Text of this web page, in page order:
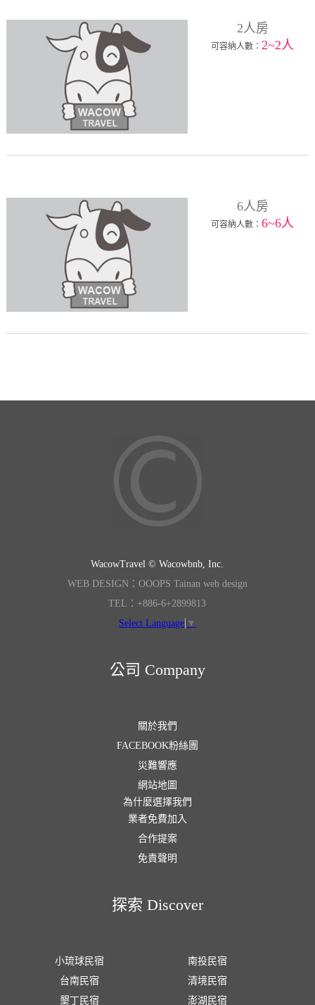
2人房
可容納人數：2~2人
6人房
可容納人數：6~6人
WacowTravel © Wacowbnb, Inc.
WEB DESIGN：OOOPS Tainan web design
TEL：+886-6+2899813
Select Language ▼
公司 Company
關於我們
FACEBOOK粉絲團
災難響應
網站地圖
為什麼選擇我們
業者免費加入
合作提案
免責聲明
探索 Discover
小琉球民宿
台南民宿
墾丁民宿
南投民宿
清境民宿
澎湖民宿